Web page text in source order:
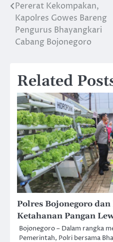
Navigasi
pos
Pererat Kekompakan,
Kapolres Gowes Bareng
Pengurus Bhayangkari
Cabang Bojonegoro
Related
Polres Bojonegoro
Ketahanan Pangan
Bojonegoro – Dalam rangka
Pemerintah, Polri bersama